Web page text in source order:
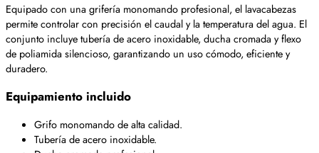
Equipado con una grifería monomando profesional, el lavacabezas
permite controlar con precisión el caudal y la temperatura del agua. El
conjunto incluye tubería de acero inoxidable, ducha cromada y flexo
de poliamida silencioso, garantizando un uso cómodo, eficiente y
duradero.
Equipamiento incluido
Grifo monomando de alta calidad.
Tubería de acero inoxidable.